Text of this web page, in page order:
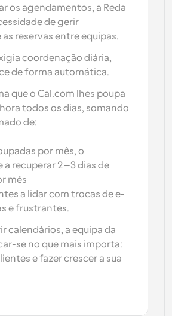
os agendamentos, a Reda
de gerir
reservas entre equipas.
coordenação diária,
de forma automática.
todos os dias, somando
de:
por mês, o
a recuperar 2–3 dias de
mês
a lidar com trocas de e-
e frustrantes.
calendários, a equipa da
se no que mais importa:
e fazer crescer a sua